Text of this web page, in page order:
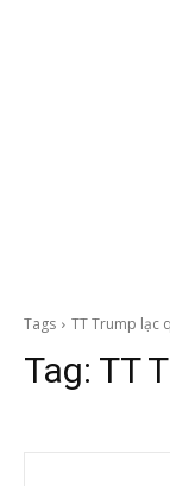
Tags TT Trump lạc
Tag: TT